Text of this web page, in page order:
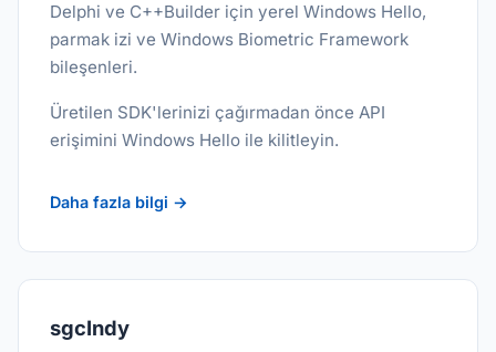
Delphi ve C++Builder için yerel Windows Hello,
parmak izi ve Windows Biometric Framework
bileşenleri.
Üretilen SDK'lerinizi çağırmadan önce API
erişimini Windows Hello ile kilitleyin.
Daha fazla bilgi →
sgcIndy